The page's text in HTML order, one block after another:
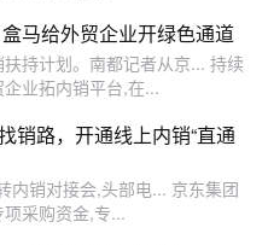
马给外贸企业开绿色通道
持计划。南都记者从京... 持续
业拓内销平台,在...
销路，开通线上内销“直通
内销对接会,头部电... 京东集团
采购资金,专...